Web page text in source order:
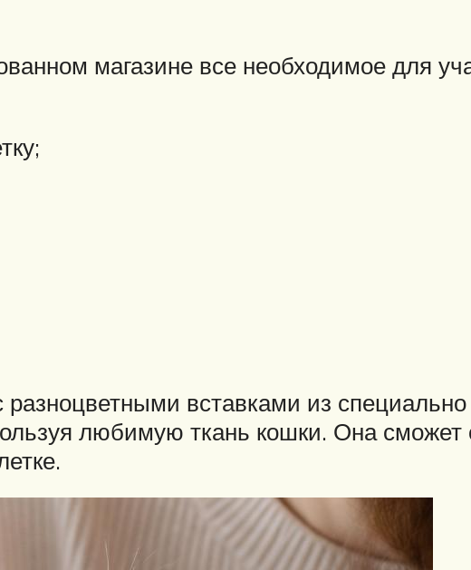
магазине все необходимое для
вставками из
любимую ткань кошки. Она